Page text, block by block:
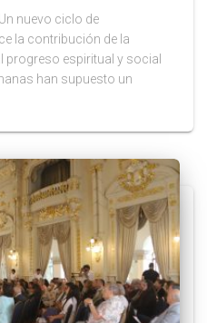
nuevo ciclo de
la contribución de la
progreso espiritual y social
han supuesto un